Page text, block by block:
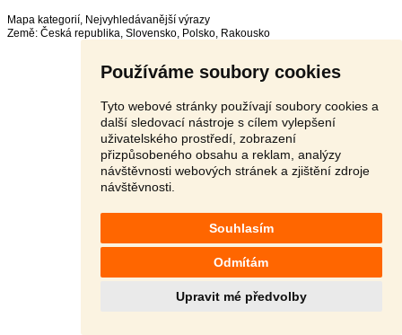
Používáme soubory cookies
Tyto webové stránky používají soubory cookies a
další sledovací nástroje s cílem vylepšení
uživatelského prostředí, zobrazení
přizpůsobeného obsahu a reklam, analýzy
návštěvnosti webových stránek a zjištění zdroje
návštěvnosti.
Souhlasím
Odmítám
Upravit mé předvolby
Mapa kategorií, Nejvyhledávanější výrazy
Země: Česká republika, Slovensko, Polsko, Rakousko